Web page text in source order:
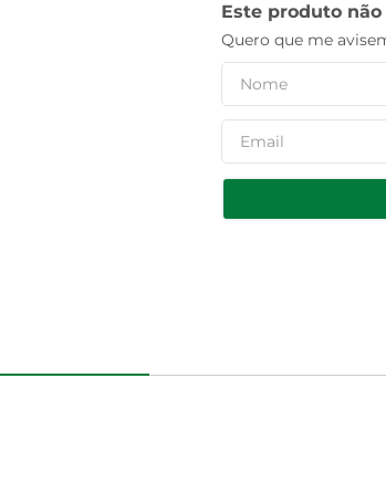
Este produto
Quero que me